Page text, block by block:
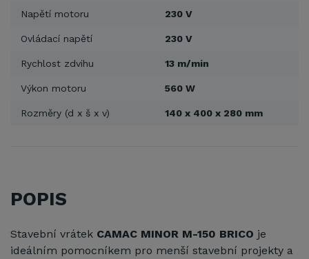
Napětí motoru 230 V
Ovládací napětí 230 V
Rychlost zdvihu 13 m/min
Výkon motoru 560 W
Rozměry (d x š x v) 140 x 400 x 280 mm
POPIS
Stavební vrátek CAMAC MINOR M-150 BRICO je
ideálním pomocníkem pro menší stavební projekty a